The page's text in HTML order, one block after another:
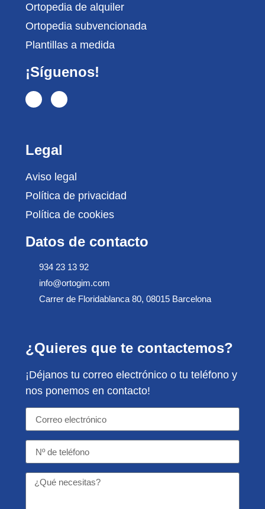
Ortopedia de alquiler
Ortopedia subvencionada
Plantillas a medida
¡Síguenos!
Legal
Aviso legal
Política de privacidad
Política de cookies
Datos de contacto
934 23 13 92
info@ortogim.com
Carrer de Floridablanca 80, 08015 Barcelona
¿Quieres que te contactemos?
¡Déjanos tu correo electrónico o tu teléfono y
nos ponemos en contacto!